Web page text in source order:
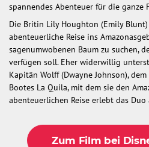
spannendes Abenteuer für die ganze
Die Britin Lily Houghton (Emily
abenteuerliche Reise ins
sagenumwobenen Baum zu suchen,
verfügen soll. Eher widerwillig
Kapitän Wolff (Dwayne Johnson),
Bootes La Quila, mit dem sie den
abenteuerlichen Reise erlebt das
Zum Film bei